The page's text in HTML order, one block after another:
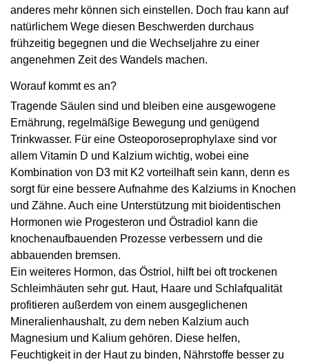
anderes mehr können sich einstellen. Doch frau kann auf
natürlichem Wege diesen Beschwerden durchaus
frühzeitig begegnen und die Wechseljahre zu einer
angenehmen Zeit des Wandels machen.
Worauf kommt es an?
Tragende Säulen sind und bleiben eine ausgewogene
Ernährung, regelmäßige Bewegung und genügend
Trinkwasser. Für eine Osteoporoseprophylaxe sind vor
allem Vitamin D und Kalzium wichtig, wobei eine
Kombination von D3 mit K2 vorteilhaft sein kann, denn es
sorgt für eine bessere Aufnahme des Kalziums in Knochen
und Zähne. Auch eine Unterstützung mit bioidentischen
Hormonen wie Progesteron und Östradiol kann die
knochenaufbauenden Prozesse verbessern und die
abbauenden bremsen.
Ein weiteres Hormon, das Östriol, hilft bei oft trockenen
Schleimhäuten sehr gut. Haut, Haare und Schlafqualität
profitieren außerdem von einem ausgeglichenen
Mineralienhaushalt, zu dem neben Kalzium auch
Magnesium und Kalium gehören. Diese helfen,
Feuchtigkeit in der Haut zu binden, Nährstoffe besser zu